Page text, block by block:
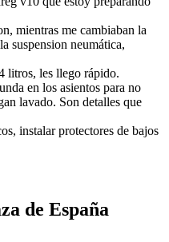
mientras me cambiaban la
suspension neumática,
litros, les llego rápido.
en los asientos para no
lavado. Son detalles que
instalar protectores de bajos
de España